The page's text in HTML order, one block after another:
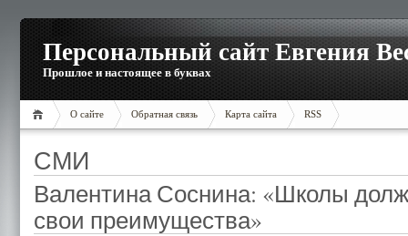
Персональный сайт Евгения
Прошлое и настоящее в буквах
О сайте Обратная связь Карта сайта RSS
СМИ
Валентина Соснина: «Школы
свои преимущества»